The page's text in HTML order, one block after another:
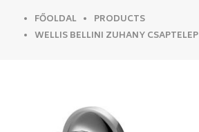
FŐOLDAL
PRODUCTS
WELLIS BELLINI ZUHANY CSAPTELEP